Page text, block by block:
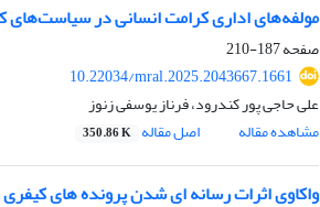
مولفه‌های اداری کرامت انسانی در سیاست‌های
صفحه187-210
10.22034/mral.2025.2043667.1661
علی حاجی پور کندرود، فرناز یوسفی زنوز
مشاهده مقاله
اصل مقاله 350.86 K
واکاوی اثرات رسانه ای شدن پرونده های